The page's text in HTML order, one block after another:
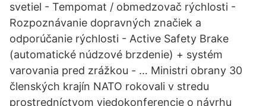
svetiel - Tempomat / obmedzovač rýchlosti -
Rozpoznávanie dopravných značiek a
odporúčanie rýchlosti - Active Safety Brake
(automatické núdzové brzdenie) + systém
varovania pred zrážkou - … Ministri obrany 30
členských krajín NATO rokovali v stredu
prostredníctvom viedokonferencie o návrhu